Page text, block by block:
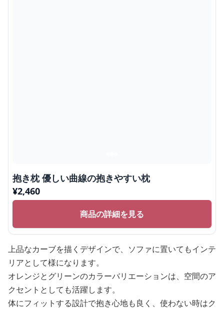
抱き枕 優しい曲線の抱きやすい枕
¥2,460
商品の詳細を見る
上品なカーブを描くデザインで、ソファに置いてもインテ
リアとして様になります。
オレンジとグリーンのカラーバリエーションは、空間のア
クセントとしても活躍します。
体にフィットする設計で抱き心地も良く、使わない時はク